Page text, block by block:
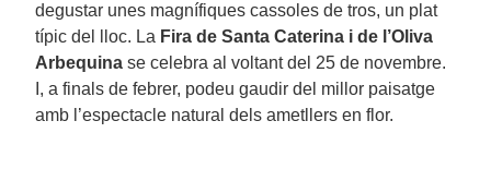
degustar unes magnífiques cassoles de tros, un plat
típic del lloc. La Fira de Santa Caterina i de l’Oliva
Arbequina se celebra al voltant del 25 de novembre.
I, a finals de febrer, podeu gaudir del millor paisatge
amb l’espectacle natural dels ametllers en flor.